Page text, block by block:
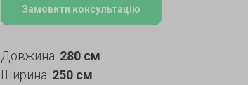
Замовити консультацію
Довжина: 280 см
Ширина: 250 см